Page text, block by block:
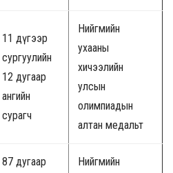
11 дүгээр
сургуулийн
12 дугаар
ангийн
сурагч
Нийгмийн
ухааны
хичээлийн
улсын
олимпиадын
алтан медальт
87 дугаар
Нийгмийн